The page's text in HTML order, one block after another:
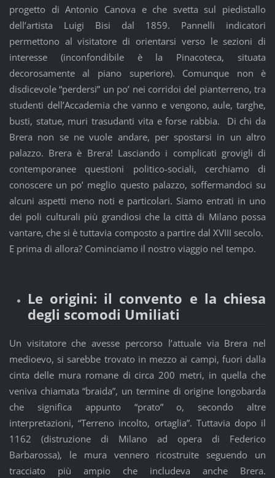
progetto di Antonio Canova e che svetta sul piedistallo
dell’artista Luigi Bisi dal 1859. Pannelli indicatori
permettono al visitatore di orientarsi verso le sezioni di
interesse (inconfondibile è la Pinacoteca, situata
decorosamente al piano superiore). Comunque non è
disdicevole “perdersi” un po’ nei corridoi del pianterreno, tra
studenti dell’Accademia che vanno e vengono, aule, targhe,
busti, statue, muri trasudanti vita e forse rabbia. Di chi da
Brera non se ne vuole andare, per spostarsi in un altro
palazzo. Brera è Brera! Lasciando i complicati grovigli di
contemporanee questioni politico-sociali, cerchiamo di
conoscere un po’ meglio questo palazzo, soffermandoci su
alcuni aspetti meno noti e particolari. Siamo entrati in uno
dei poli culturali più grandiosi che la città di Milano possa
vantare, che si è tuttavia composto a partire dal XVIII secolo.
E prima di allora? Cominciamo il nostro viaggio nel tempo.
Le origini: il convento e la chiesa
degli scomodi Umiliati
Un visitatore che avesse percorso l’attuale via Brera nel
medioevo, si sarebbe trovato in mezzo ai campi, fuori dalla
cinta delle mura romane di circa 200 metri, in quella che
veniva chiamata “braida”, un termine di origine longobarda
che significa appunto “prato” o, secondo altre
interpretazioni, “Terreno incolto, ortaglia”. Tuttavia dopo il
1162 (distruzione di Milano ad opera di Federico
Barbarossa), le mura vennero ricostruite seguendo un
tracciato più ampio che includeva anche Brera.